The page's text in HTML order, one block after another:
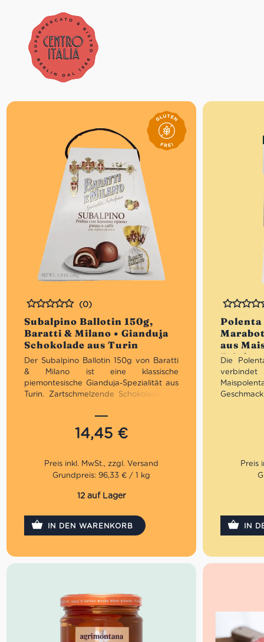
Subalpino Ballotin 150g,
Baratti & Milano • Gianduja
Schokolade aus Turin
Bewertet
(0)
Der Subalpino Ballotin 150g von Baratti
& Milano ist eine klassische
piemontesische Gianduja-Spezialität aus
Turin. Zartschmelzende Schokolade mit
Piemont, präsentiert in einer eleganten
Geschenkbox – italienische
Chocolatierskunst seit 1858.
14,45 €
Grundpreis: 96,33 € / 1 kg
12 auf Lager
IN DEN WARENKORB
aus
Bewertet
Die
Polenta
nur
Duft der
Beilage
für
IN